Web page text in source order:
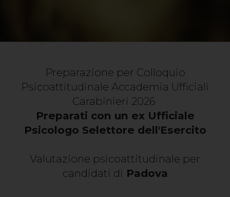
Preparazione per Colloquio
Psicoattitudinale Accademia Ufficiali
Carabinieri 2026
Preparati con un ex Ufficiale
Psicologo Selettore dell'Esercito
Valutazione psicoattitudinale per
candidati di Padova